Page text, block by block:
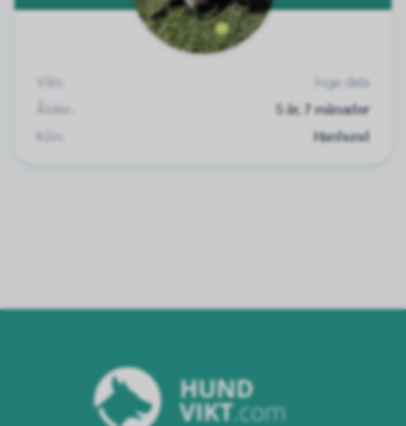
Vikt:
Inga data
Ålder:
5 år, 7 månader
Kön:
Hanhund